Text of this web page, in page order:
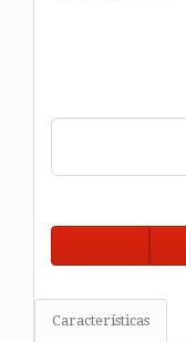
Características